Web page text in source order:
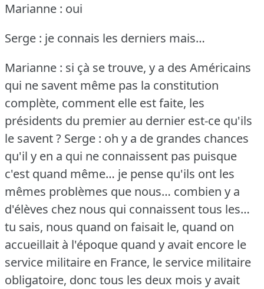
Marianne : oui
Serge : je connais les derniers mais…
Marianne : si çà se trouve, y a des Américains
qui ne savent même pas la constitution
complète, comment elle est faite, les
présidents du premier au dernier est-ce qu'ils
le savent ? Serge : oh y a de grandes chances
qu'il y en a qui ne connaissent pas puisque
c'est quand même… je pense qu'ils ont les
mêmes problèmes que nous… combien y a
d'élèves chez nous qui connaissent tous les…
tu sais, nous quand on faisait le, quand on
accueillait à l'époque quand y avait encore le
service militaire en France, le service militaire
obligatoire, donc tous les deux mois y avait